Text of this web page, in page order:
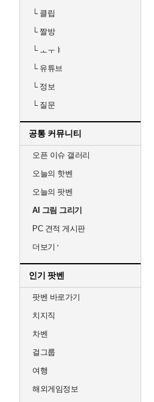
└클립
└짤방
└ㅗㅜㅑ
└유튜브
└정보
└질문
공통 커뮤니티
오픈 이슈 갤러리
오늘의 핫벤
오늘의 팟벤
AI 그림 그리기
PC 견적 게시판
더보기
인기 팟벤
팟벤 바로가기
치지직
차벤
걸그룹
여행
해외게임정보